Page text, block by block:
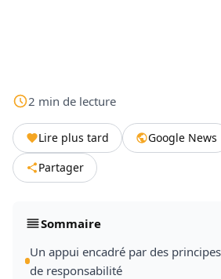
2 min de lecture
Lire plus tard Google News
Partager
Sommaire
Un appui encadré par des
de responsabilité